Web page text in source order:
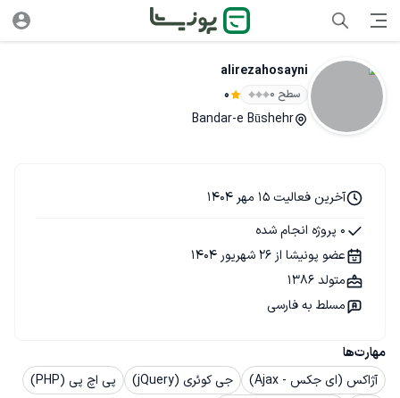
alirezahosayni
سطح ۰ 0
Bandar-e Būshehr
مهارت‌ها
آژاکس (ای جکس - Ajax)
جی کوئری (jQuery)
پی اچ پی (PHP)
آخرین فعالیت 15 مهر 1404
0 پروژه انجام شده
عضو پونیشا از 26 شهریور 1404
متولد 1386
مسلط به فارسی